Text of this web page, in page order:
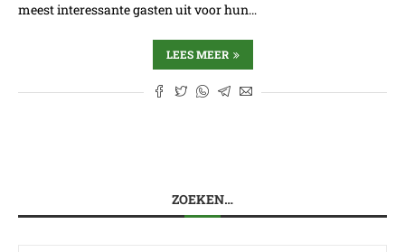
meest interessante gasten uit voor hun…
LEES MEER
ZOEKEN…